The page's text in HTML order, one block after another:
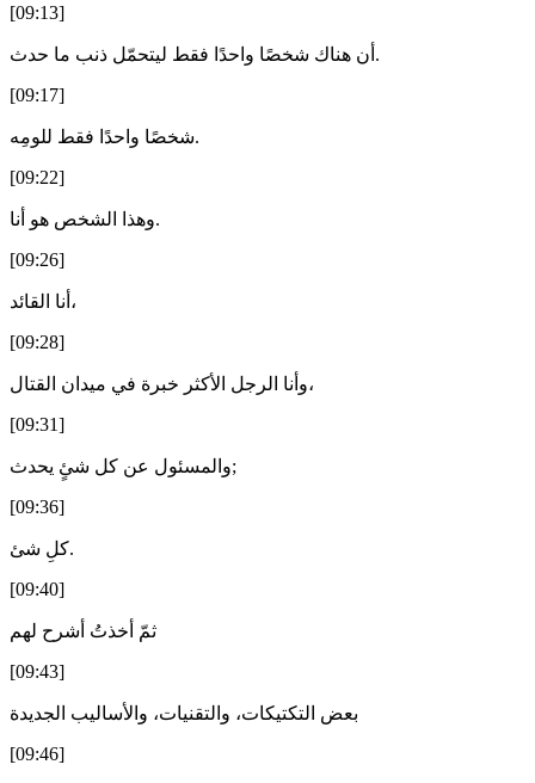
[09:13]
أن هناك شخصًا واحدًا فقط ليتحمّل ذنب ما حدث.
[09:17]
شخصًا واحدًا فقط للومِه.
[09:22]
وهذا الشخص هو أنا.
[09:26]
أنا القائد،
[09:28]
وأنا الرجل الأكثر خبرة في ميدان القتال،
[09:31]
والمسئول عن كل شئٍ يحدث;
[09:36]
كلِ شئ.
[09:40]
ثمّ أخذتُ أشرح لهم
[09:43]
بعض التكتيكات، والتقنيات، والأساليب الجديدة
[09:46]